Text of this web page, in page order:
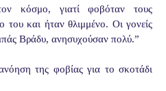
κόσμο, γιατί φοβόταν τους
και ήταν θλιμμένο. Οι γονείς
Βράδυ, ανησυχούσαν πολύ.”
της φοβίας για το σκοτάδι